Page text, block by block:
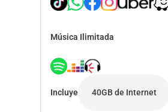
Música Ilimitada
Incluye 40GB de Internet